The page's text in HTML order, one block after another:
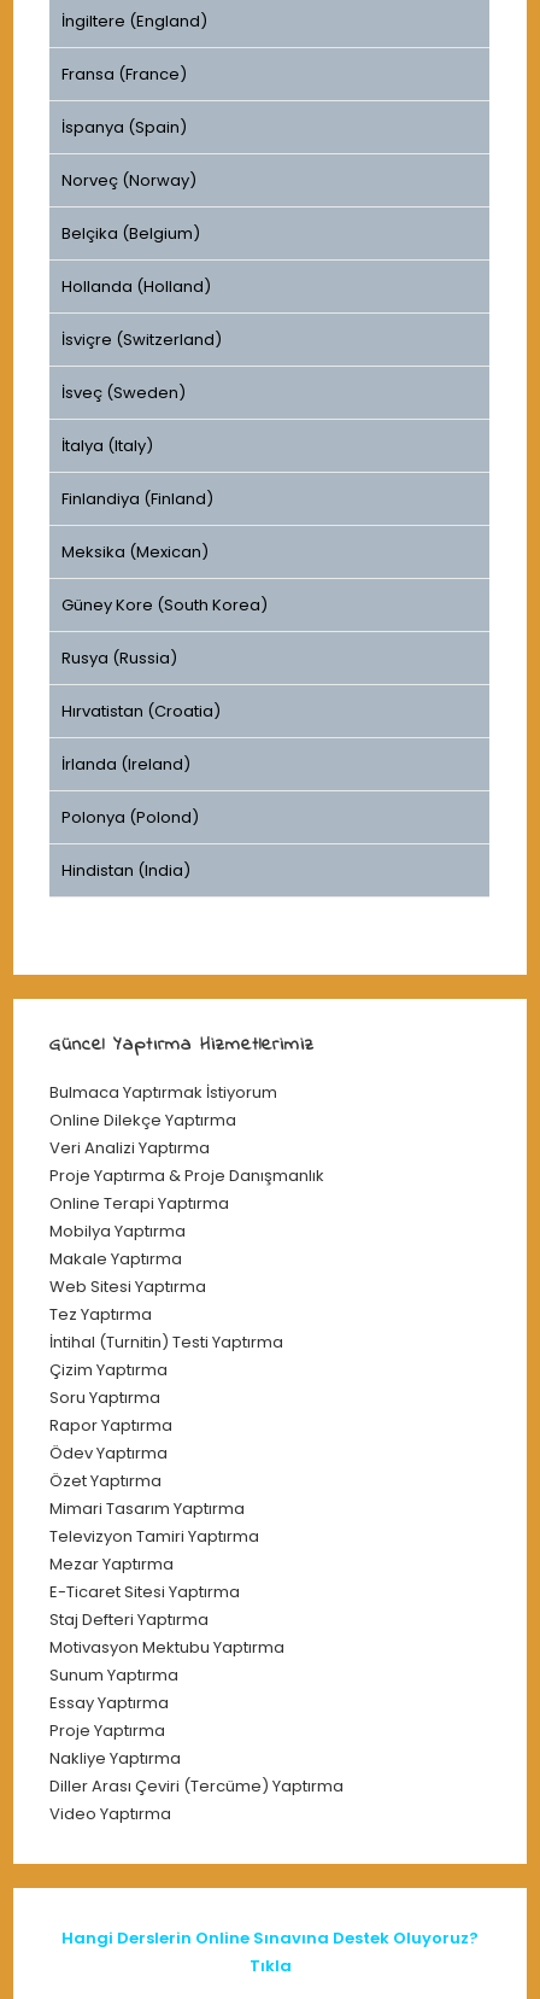
İngiltere (England)
Fransa (France)
İspanya (Spain)
Norveç (Norway)
Belçika (Belgium)
Hollanda (Holland)
İsviçre (Switzerland)
İsveç (Sweden)
İtalya (Italy)
Finlandiya (Finland)
Meksika (Mexican)
Güney Kore (South Korea)
Rusya (Russia)
Hırvatistan (Croatia)
İrlanda (Ireland)
Polonya (Polond)
Hindistan (India)
Güncel Yaptırma Hizmetlerimiz
Bulmaca Yaptırmak İstiyorum
Online Dilekçe Yaptırma
Veri Analizi Yaptırma
Proje Yaptırma & Proje Danışmanlık
Online Terapi Yaptırma
Mobilya Yaptırma
Makale Yaptırma
Web Sitesi Yaptırma
Tez Yaptırma
İntihal (Turnitin) Testi Yaptırma
Çizim Yaptırma
Soru Yaptırma
Rapor Yaptırma
Ödev Yaptırma
Özet Yaptırma
Mimari Tasarım Yaptırma
Televizyon Tamiri Yaptırma
Mezar Yaptırma
E-Ticaret Sitesi Yaptırma
Staj Defteri Yaptırma
Motivasyon Mektubu Yaptırma
Sunum Yaptırma
Essay Yaptırma
Proje Yaptırma
Nakliye Yaptırma
Diller Arası Çeviri (Tercüme) Yaptırma
Video Yaptırma
Hangi Derslerin Online Sınavına Destek Oluyoruz?
Tıkla